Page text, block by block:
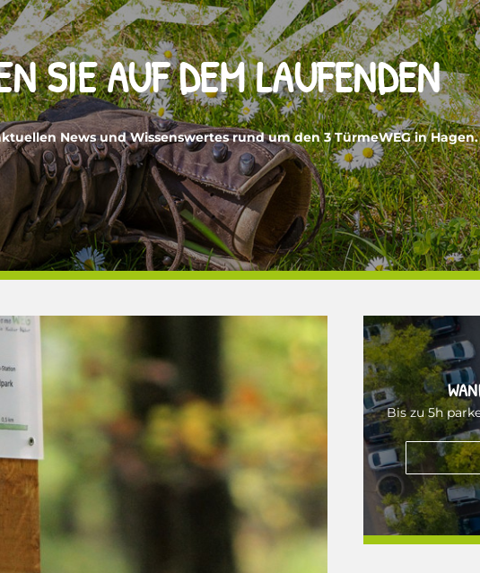
SIE AUF DEM LAUFENDEN
News und Wissenswertes rund um den 3 TürmeWEG in Hagen.
Bis zu 5h